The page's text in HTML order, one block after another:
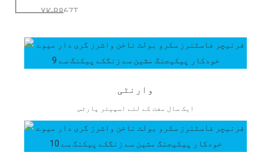
XK-B867T
وارنٹی
ایک سال مفت کے لئے اسپیئر پارٹس